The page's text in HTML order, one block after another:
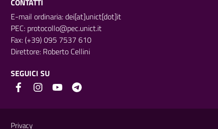
E-mail ordinaria: dei[at]unict[dot]it
PEC: protocollo@pec.unict.it
Fax: (+39) 095 7537 610
Direttore: Roberto Cellini
SEGUICI SU
Privacy